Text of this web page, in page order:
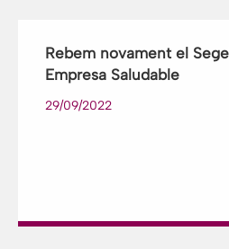
Rebem novament el
Empresa Saludable
29/09/2022